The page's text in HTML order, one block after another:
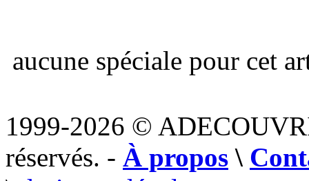
aucune spéciale pour cet
1999-2026 ©
réservés. - À propos \